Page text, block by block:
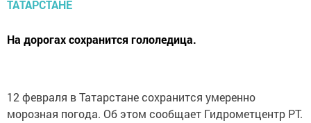
На дорогах сохранится гололедица.
12 февраля в Татарстане сохранится умеренно
морозная погода. Об этом сообщает Гидрометцентр РТ.